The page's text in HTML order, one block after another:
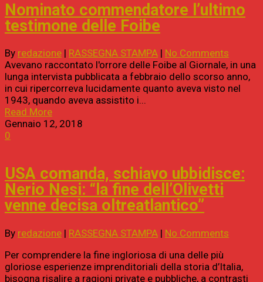
Nominato commendatore l’ultimo
testimone delle Foibe
By redazione | RASSEGNA STAMPA | No Comments
Avevano raccontato l'orrore delle Foibe al Giornale, in una
lunga intervista pubblicata a febbraio dello scorso anno,
in cui ripercorreva lucidamente quanto aveva visto nel
1943, quando aveva assistito i...
Read More
Gennaio 12, 2018
0
USA comanda, schiavo ubbidisce:
Nerio Nesi: “la fine dell’Olivetti
venne decisa oltreatlantico”
By redazione | RASSEGNA STAMPA | No Comments
Per comprendere la fine ingloriosa di una delle più
gloriose esperienze imprenditoriali della storia d’Italia,
bisogna risalire a ragioni private e pubbliche, a contrasti